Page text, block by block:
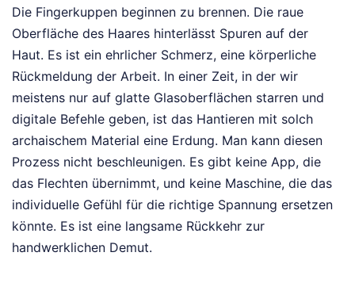
Die Fingerkuppen beginnen zu brennen. Die raue
Oberfläche des Haares hinterlässt Spuren auf der
Haut. Es ist ein ehrlicher Schmerz, eine körperliche
Rückmeldung der Arbeit. In einer Zeit, in der wir
meistens nur auf glatte Glasoberflächen starren und
digitale Befehle geben, ist das Hantieren mit solch
archaischem Material eine Erdung. Man kann diesen
Prozess nicht beschleunigen. Es gibt keine App, die
das Flechten übernimmt, und keine Maschine, die das
individuelle Gefühl für die richtige Spannung ersetzen
könnte. Es ist eine langsame Rückkehr zur
handwerklichen Demut.